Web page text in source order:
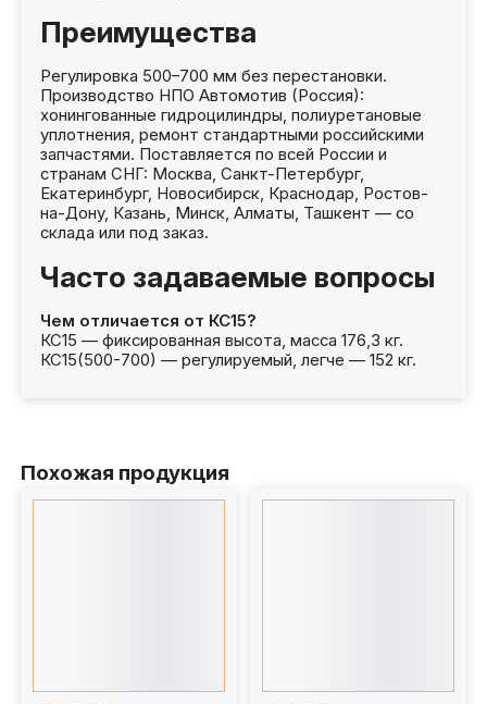
Преимущества
Регулировка 500–700 мм без перестановки.
Производство НПО Автомотив (Россия):
хонингованные гидроцилиндры, полиуретановые
уплотнения, ремонт стандартными российскими
запчастями. Поставляется по всей России и
странам СНГ: Москва, Санкт-Петербург,
Екатеринбург, Новосибирск, Краснодар, Ростов-
на-Дону, Казань, Минск, Алматы, Ташкент — со
склада или под заказ.
Часто задаваемые вопросы
Чем отличается от КС15?
КС15 — фиксированная высота, масса 176,3 кг.
КС15(500-700) — регулируемый, легче — 152 кг.
Похожая продукция